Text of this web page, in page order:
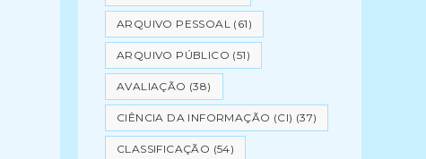
ARQUIVO PESSOAL (61)
ARQUIVO PÚBLICO (51)
AVALIAÇÃO (38)
CIÊNCIA DA INFORMAÇÃO (CI) (37)
CLASSIFICAÇÃO (54)